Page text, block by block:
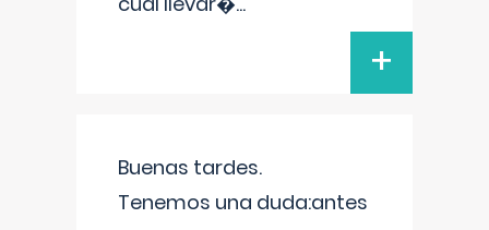
+
Buenas tardes.
Tenemos una duda:antes